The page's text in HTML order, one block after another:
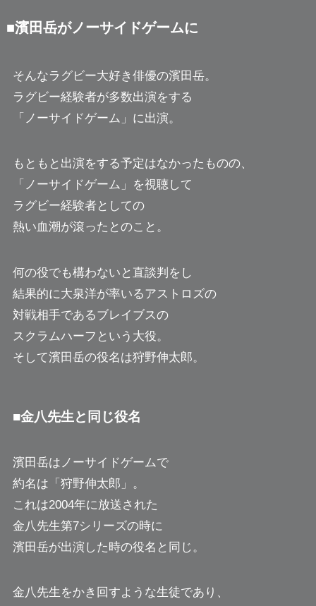
■濱田岳がノーサイドゲームに
そんなラグビー大好き俳優の濱田岳。
ラグビー経験者が多数出演をする
「ノーサイドゲーム」に出演。
もともと出演をする予定はなかったものの、
「ノーサイドゲーム」を視聴して
ラグビー経験者としての
熱い血潮が滾ったとのこと。
何の役でも構わないと直談判をし
結果的に大泉洋が率いるアストロズの
対戦相手であるブレイブスの
スクラムハーフという大役。
そして濱田岳の役名は狩野伸太郎。
■金八先生と同じ役名
濱田岳はノーサイドゲームで
約名は「狩野伸太郎」。
これは2004年に放送された
金八先生第7シリーズの時に
濱田岳が出演した時の役名と同じ。
金八先生をかき回すような生徒であり、